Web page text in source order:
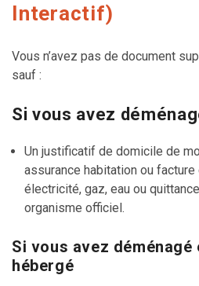
Interactif)
Vous n’avez pas de document
sauf :
Si vous avez
Un justificatif de domicile de
assurance habitation ou
électricité, gaz, eau ou
organisme officiel.
Si vous avez
hébergé